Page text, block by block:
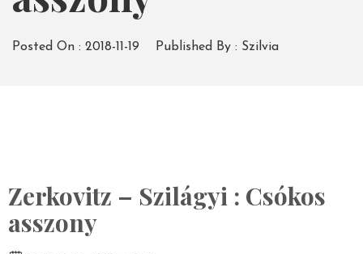
Posted On : 2018-11-19 Published By : Szilvia
Zerkovitz – Szilágyi : Csókos
asszony